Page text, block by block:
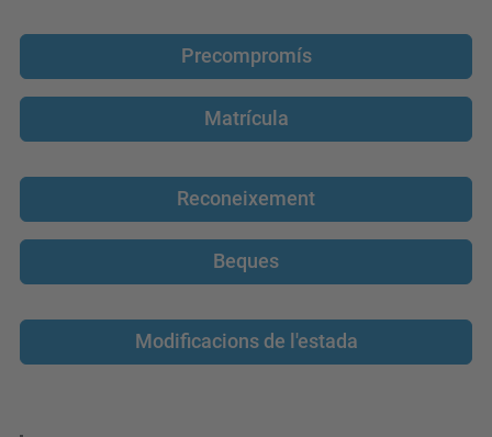
Precompromís
Matrícula
Reconeixement
Beques
Modificacions de l'estada